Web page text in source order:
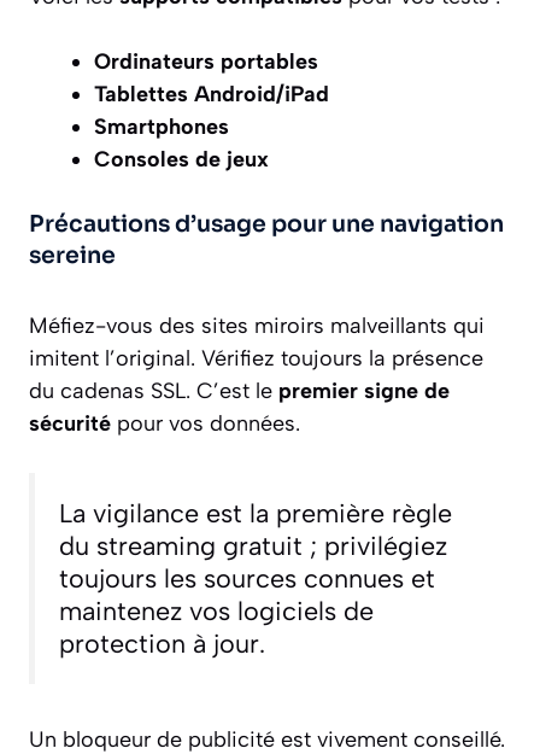
Ordinateurs portables
Tablettes Android/iPad
Smartphones
Consoles de jeux
Précautions d’usage pour une navigation
sereine
Méfiez-vous des sites miroirs malveillants qui
imitent l’original. Vérifiez toujours la présence
du cadenas SSL. C’est le premier signe de
sécurité pour vos données.
La vigilance est la première règle
du streaming gratuit ; privilégiez
toujours les sources connues et
maintenez vos logiciels de
protection à jour.
Un bloqueur de publicité est vivement conseillé.